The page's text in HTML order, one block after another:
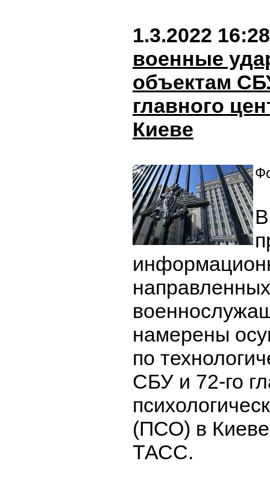
1.3.2022 16:28
военные
объектам
главного
Киеве
намерены
по
СБУ и 72-го
(ПСО) в
ТАСС.